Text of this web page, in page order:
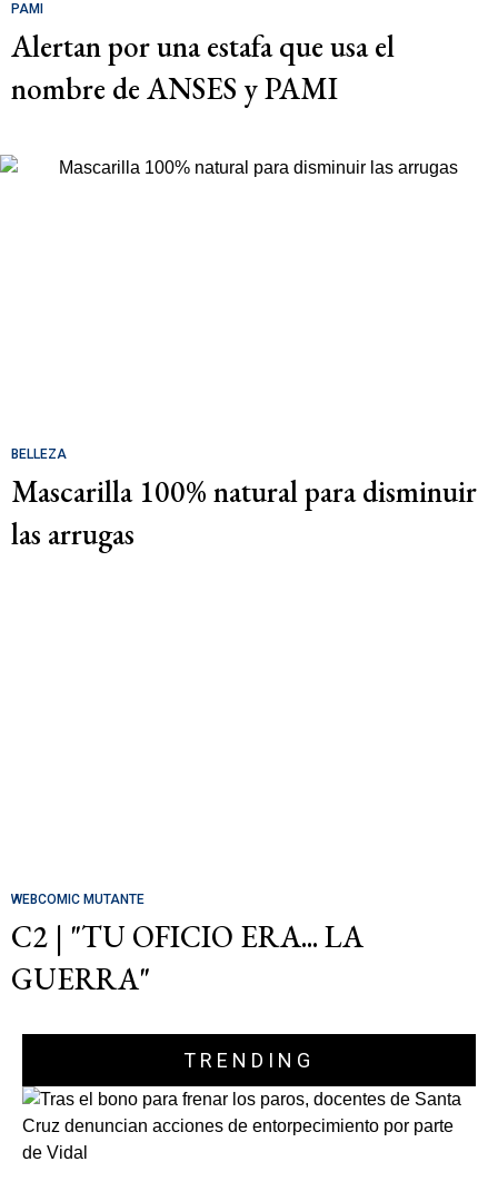
PAMI
Alertan por una estafa que usa el
nombre de ANSES y PAMI
BELLEZA
Mascarilla 100% natural para disminuir
las arrugas
WEBCOMIC MUTANTE
C2 | "TU OFICIO ERA... LA
GUERRA"
TRENDING